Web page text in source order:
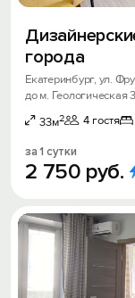
города
Екатеринбург, ул.
до м. Геологическая
33м2 4 гостя
за 1 сутки
2 750 руб.